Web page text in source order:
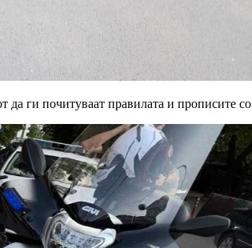
да ги почитуваат правилата и прописите